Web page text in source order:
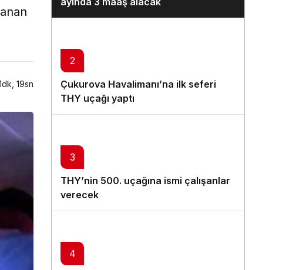
Sistem modunu seçin.
19sn
2
Çukurova Havalimanı’na ilk seferi
THY uçağı yaptı
3
THY’nin 500. uçağına ismi çalışanlar
verecek
4